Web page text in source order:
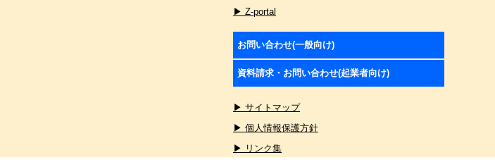
▶ Z-portal
お問い合わせ(一般向け)
資料請求・お問い合わせ(起業者向け)
▶ サイトマップ
▶ 個人情報保護方針
▶ リンク集